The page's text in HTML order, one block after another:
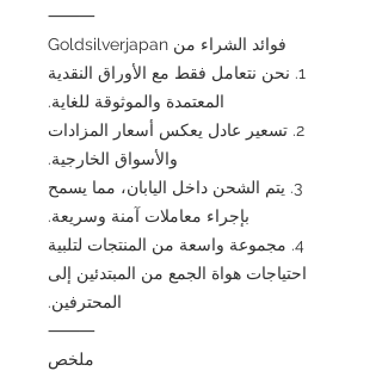
⸻
فوائد الشراء من Goldsilverjapan
1. نحن نتعامل فقط مع الأوراق النقدية
المعتمدة والموثوقة للغاية.
2. تسعير عادل يعكس أسعار المزادات
والأسواق الخارجية.
3. يتم الشحن داخل اليابان، مما يسمح
بإجراء معاملات آمنة وسريعة.
4. مجموعة واسعة من المنتجات لتلبية
احتياجات هواة الجمع من المبتدئين إلى
المحترفين.
⸻
ملخص